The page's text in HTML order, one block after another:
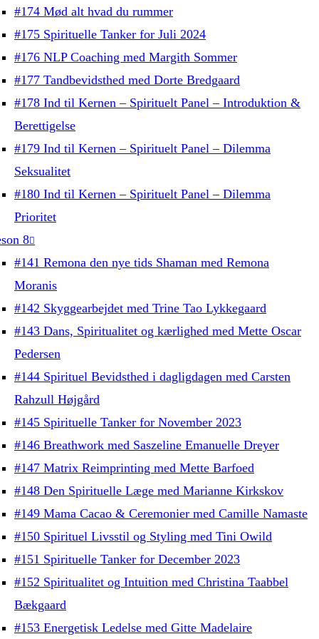
#174 Mød alt hvad du rummer
#175 Spirituelle Tanker for Juli 2024
#176 NLP Coaching med Margith Sommer
#177 Tandbevidsthed med Dorte Bredgaard
#178 Ind til Kernen – Spirituelt Panel – Introduktion &
Berettigelse
#179 Ind til Kernen – Spirituelt Panel – Dilemma
Seksualitet
#180 Ind til Kernen – Spirituelt Panel – Dilemma
Prioritet
8
#141 Remona den nye tids Shaman med Remona
Moranis
#142 Skyggearbejdet med Trine Tao Lykkegaard
#143 Dans, Spiritualitet og kærlighed med Mette Oscar
Pedersen
#144 Spirituel Bevidsthed i dagligdagen med Carsten
Rahzull Højgård
#145 Spirituelle Tanker for November 2023
#146 Breathwork med Saszeline Emanuelle Dreyer
#147 Matrix Reimprinting med Mette Barfoed
#148 Den Spirituelle Læge med Marianne Kirkskov
#149 Mama Cacao & Ceremonier med Camille Namaste
#150 Spirituel Livsstil og Styling med Tini Owild
#151 Spirituelle Tanker for December 2023
#152 Spiritualitet og Intuition med Christina Taabbel
Bækgaard
#153 Energetisk Ledelse med Gitte Madelaire